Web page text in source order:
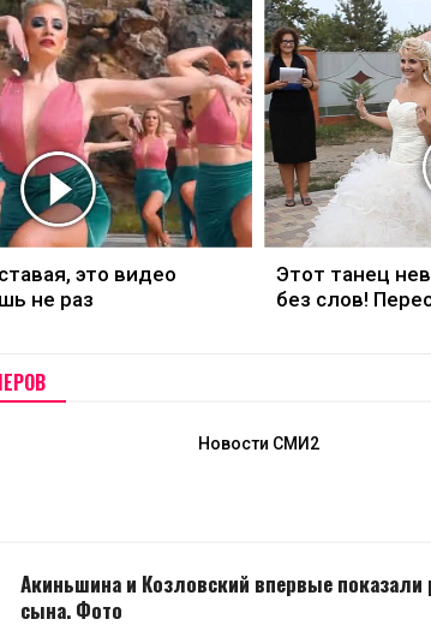
это видео
не раз
Этот танец
без слов!
Новости СМИ2
Акиньшина и Козловский впервые
сына. Фото